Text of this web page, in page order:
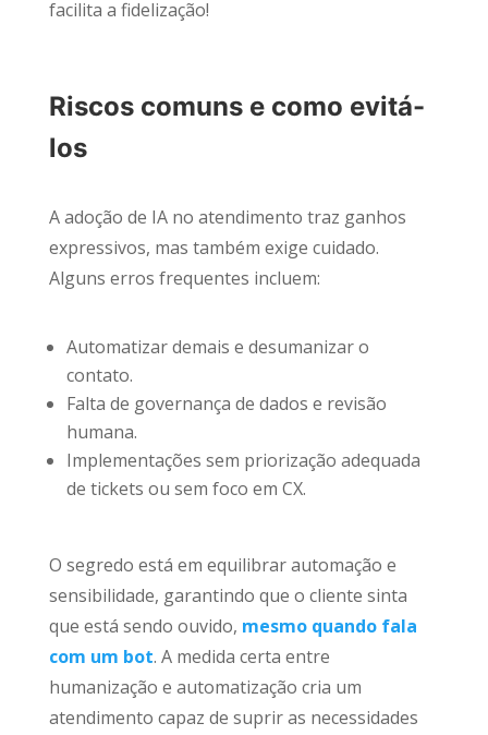
facilita a fidelização!
Riscos comuns e como evitá-
los
A adoção de IA no atendimento traz ganhos
expressivos, mas também exige cuidado.
Alguns erros frequentes incluem:
Automatizar demais e desumanizar o
contato.
Falta de governança de dados e revisão
humana.
Implementações sem priorização adequada
de tickets ou sem foco em CX.
O segredo está em equilibrar automação e
sensibilidade, garantindo que o cliente sinta
que está sendo ouvido, mesmo quando fala
com um bot. A medida certa entre
humanização e automatização cria um
atendimento capaz de suprir as necessidades